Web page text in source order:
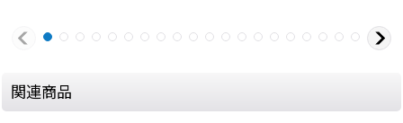
関連商品